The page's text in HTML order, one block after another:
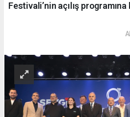
Festivali’nin açılış programına